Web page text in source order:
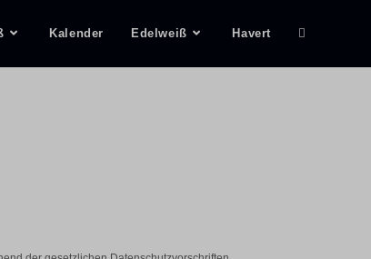
Kalender Edelweiß Havert